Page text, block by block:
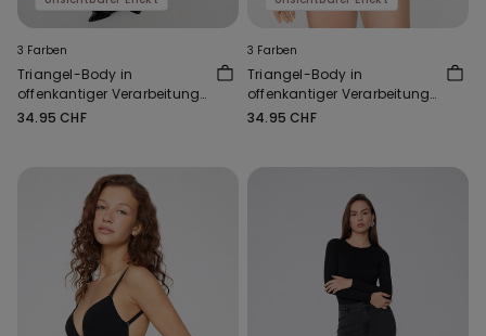
3 Farben
Triangel-Body in
offenkantiger Verarbeitung
Natural Lifting
34.95 CHF
3 Farben
Triangel-Body in
offenkantiger Verarbeitung
Natural Lifting
34.95 CHF